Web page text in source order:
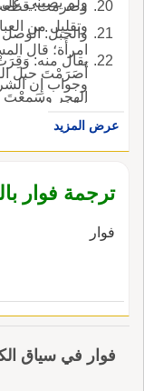
وتقليل من
امرأَة؛ قال
أَصَرَمْتَ حبل
الهجر وسَمِعْتَ
غير ذي وَقْ قال
وصرمتَ:
والحبل: الوصل
يقال منه:
وجواب إِن
ل يكن بك صمم
النَّبِيَّة، وهو
كالسُّفْرة.
عرض المزيد
ترجمة فوار
فوار
فوار في سياق